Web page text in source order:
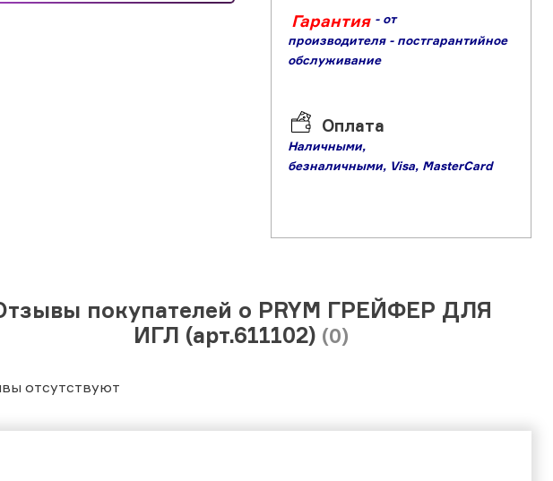
Гарантия - от
производителя - постгарантийное
обслуживание
Оплата
Наличными,
безналичными, Visa, MasterCard
покупателей о PRYM ГРЕЙФЕР ДЛЯ
ИГЛ (арт.611102) (0)
отсутствуют